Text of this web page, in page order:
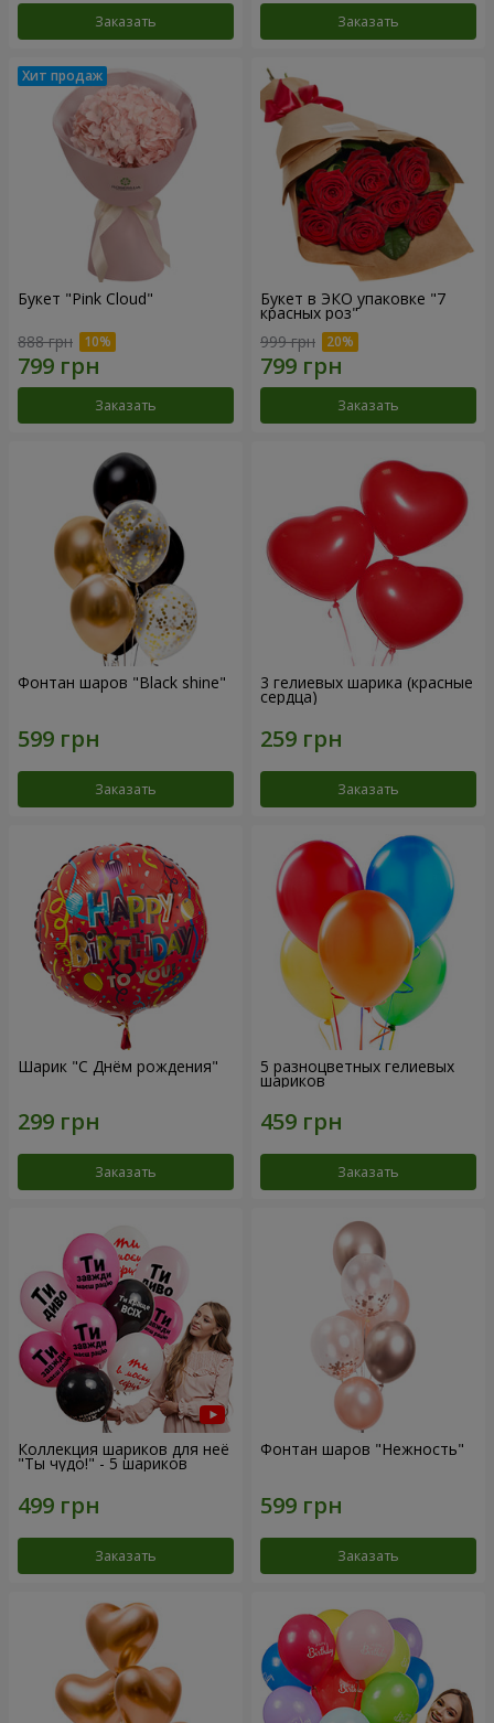
Заказать Заказать
Букет "Pink Cloud"
888 грн
Заказать
Букет в ЭКО упаковке "7
красных роз"
999 грн
Заказать
Фонтан шаров "Black shine"
Заказать
3 гелиевых шарика (красные
сердца)
Заказать
Шарик "С Днём рождения"
Заказать
5 разноцветных гелиевых
шариков
Заказать
Коллекция шариков для неё
"Ты чудо!" - 5 шариков
Заказать
Фонтан шаров "Нежность"
Заказать